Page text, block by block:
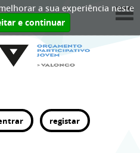
a sua experiência neste
e continuar
registar